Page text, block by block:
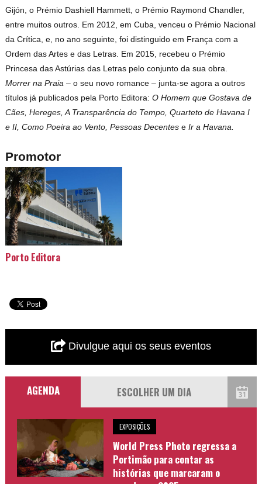
Gijón, o Prémio Dashiell Hammett, o Prémio Raymond Chandler,
entre muitos outros. Em 2012, em Cuba, venceu o Prémio Nacional
da Crítica, e, no ano seguinte, foi distinguido em França com a
Ordem das Artes e das Letras. Em 2015, recebeu o Prémio
Princesa das Astúrias das Letras pelo conjunto da sua obra.
Morrer na Praia– o seu novo romance – junta-se agora a outros
títulos já publicados pela Porto Editora:O Homem que Gostava de
Cães, Hereges, A Transparência do Tempo, Quarteto de Havana I
e II, Como Poeira ao Vento, Pessoas DecenteseIr a Havana.
Promotor
Porto Editora
Divulgue aqui os seus eventos
AGENDA
EXPOSIÇÕES
World Press Photo regressa a
Portimão para contar as
histórias que marcaram o